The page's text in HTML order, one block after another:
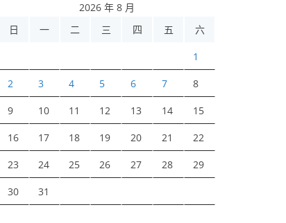
2026 年 8 月
日
一 二 三 四 五 六
1
2 3 4 5 6 7 8
9 10 11 12 13 14 15
16 17 18 19 20 21 22
23 24 25 26 27 28 29
30 31